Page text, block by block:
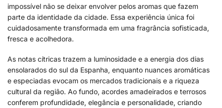
impossível não se deixar envolver pelos aromas que fazem
parte da identidade da cidade. Essa experiência única foi
cuidadosamente transformada em uma fragrância sofisticada,
fresca e acolhedora.
As notas cítricas trazem a luminosidade e a energia dos dias
ensolarados do sul da Espanha, enquanto nuances aromáticas
e especiadas evocam os mercados tradicionais e a riqueza
cultural da região. Ao fundo, acordes amadeirados e terrosos
conferem profundidade, elegância e personalidade, criando